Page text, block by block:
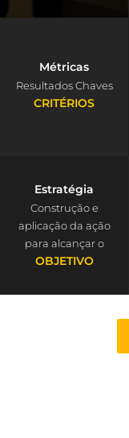
Métricas
Resultados Chaves
CRITÉRIOS
Estratégia
Construção e
aplicação da ação
para alcançar o
OBJETIVO